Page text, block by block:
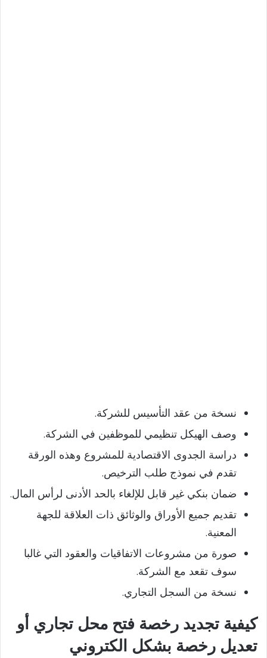
نسخة من عقد التأسيس للشركة.
وصف الهيكل تنظيمي للموظفين في الشركة.
دراسة الجدوى الاقتصادية للمشروع وهذه الورقة
تقدم في نموذج طلب الترخيص.
ضمان بنكي غير قابل للإلغاء بالحد الأدنى لرأس المال.
تقديم جميع الأوراق والوثائق ذات العلاقة للجهة
المعنية.
صورة من مشروعات الاتفاقيات والعقود التي غالبا
سوف تقعد مع الشركة.
نسخة من السجل التجاري.
كيفية تجديد رخصة فتح محل تجاري أو
تعديل رخصة بشكل الكتروني